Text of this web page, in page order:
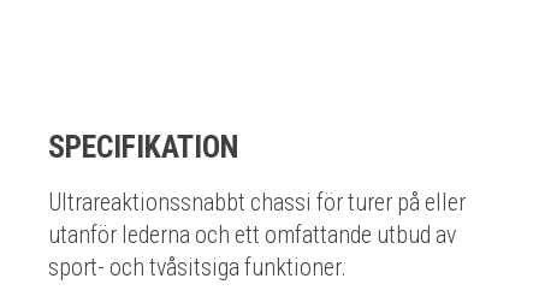
SPECIFIKATION
Ultrareaktionssnabbt chassi för turer på eller
utanför lederna och ett omfattande utbud av
sport- och tvåsitsiga funktioner.